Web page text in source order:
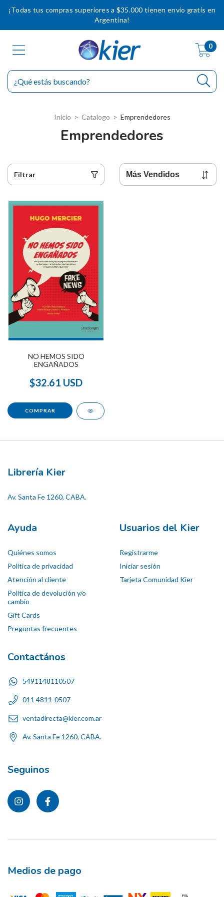
¡Todas tus compras superiores a $35.000 tienen envío gratis en
Argentina!
0
Inicio > Catalogo > Emprendedores
Emprendedores
Filtrar
NO HEMOS SIDO
ENGAÑADOS
$32.61 USD
Librería Kier
Av. Santa Fe 1260, CABA.
Ayuda
Quiénes somos
Política de privacidad
Atención al cliente
Política de devolución y/o
cambio
Gift Cards
Preguntas frecuentes
Usuarios del Kier
Registrarme
Iniciar sesión
Tarjeta Comunidad Kier
Contactános
5491148110507
011 4811-0507
ventadirecta@kier.com.ar
Av. Santa Fe 1260, CABA.
Seguinos
Medios de pago